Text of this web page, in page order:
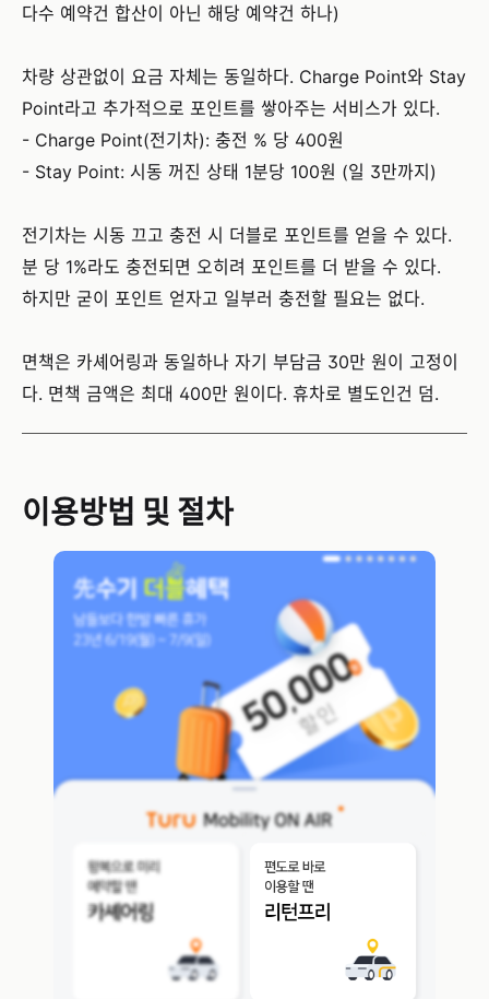
다수 예약건 합산이 아닌 해당 예약건 하나)
차량 상관없이 요금 자체는 동일하다. Charge Point와 Stay
Point라고 추가적으로 포인트를 쌓아주는 서비스가 있다.
- Charge Point(전기차): 충전 % 당 400원
- Stay Point: 시동 꺼진 상태 1분당 100원 (일 3만까지)
전기차는 시동 끄고 충전 시 더블로 포인트를 얻을 수 있다.
분 당 1%라도 충전되면 오히려 포인트를 더 받을 수 있다.
하지만 굳이 포인트 얻자고 일부러 충전할 필요는 없다.
면책은 카셰어링과 동일하나 자기 부담금 30만 원이 고정이
다. 면책 금액은 최대 400만 원이다. 휴차로 별도인건 덤.
이용방법 및 절차